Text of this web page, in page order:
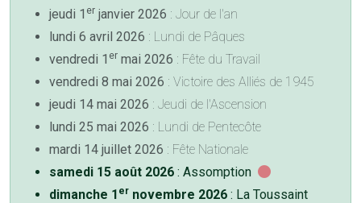
jeudi 1 er janvier 2026 : Jour de l'an
lundi 6 avril 2026 : Lundi de Pâques
vendredi 1 er mai 2026 : Fête du Travail
vendredi 8 mai 2026 : Victoire des Alliés de 1945
jeudi 14 mai 2026 : Jeudi de l'Ascension
lundi 25 mai 2026 : Lundi de Pentecôte
mardi 14 juillet 2026 : Fête Nationale
samedi 15 août 2026 : Assomption
dimanche 1 er novembre 2026 : La Toussaint